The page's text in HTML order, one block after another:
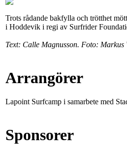
Trots rådande bakfylla och trötthet
i Hoddevik i regi av Surfrider
Text: Calle Magnusson. Foto: Markus
Arrangörer
Lapoint Surfcamp i samarbete med
Sponsorer